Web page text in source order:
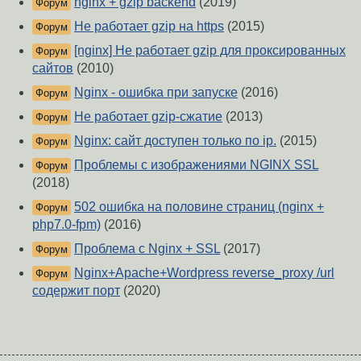
Форум
Форум Не работает gzip на https (2015)
Форум
[nginx] Не работает gzip для проксированных
сайтов (2010)
Форум Nginx - ошибка при запуске (2016)
Форум Не работает gzip-сжатие (2013)
Форум Nginx: сайт доступен только по ip. (2015)
Форум
Проблемы с изображениями NGINX SSL
(2018)
Форум
502 ошибка на половине страниц (nginx +
php7.0-fpm) (2016)
Форум Проблема с Nginx + SSL (2017)
Форум
Nginx+Apache+Wordpress reverse_proxy /url
содержит порт (2020)